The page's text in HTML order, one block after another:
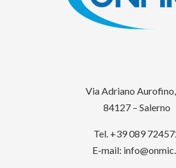
Via Adriano
84127 – Salerno
Tel. +39 089
E-mail: